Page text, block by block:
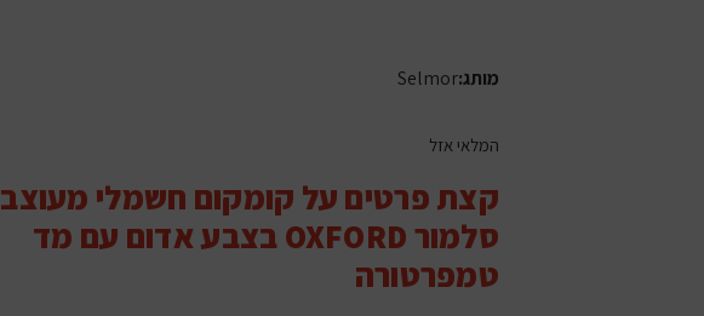
מותג:Selmor
המלאי אזל
קצת פרטים על קומקום חשמלי מעוצב
סלמור OXFORD בצבע אדום עם מד
טמפרטורה